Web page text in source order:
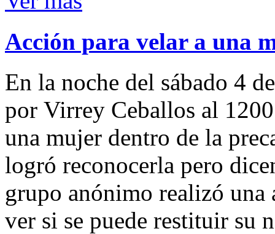
Acción para velar a una
En la noche del sábado 4
por Virrey Ceballos al
una mujer dentro de la
logró reconocerla pero
grupo anónimo realizó
ver si se puede restituir su